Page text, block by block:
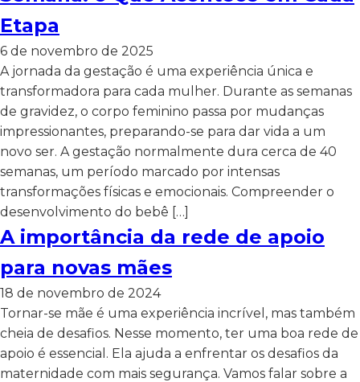
Etapa
6 de novembro de 2025
A jornada da gestação é uma experiência única e
transformadora para cada mulher. Durante as semanas
de gravidez, o corpo feminino passa por mudanças
impressionantes, preparando-se para dar vida a um
novo ser. A gestação normalmente dura cerca de 40
semanas, um período marcado por intensas
transformações físicas e emocionais. Compreender o
desenvolvimento do bebê […]
A importância da rede de apoio
para novas mães
18 de novembro de 2024
Tornar-se mãe é uma experiência incrível, mas também
cheia de desafios. Nesse momento, ter uma boa rede de
apoio é essencial. Ela ajuda a enfrentar os desafios da
maternidade com mais segurança. Vamos falar sobre a